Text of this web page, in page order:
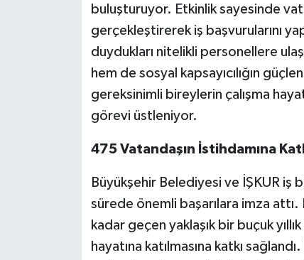
buluşturuyor. Etkinlik sayesinde
gerçekleştirerek iş başvurularını
duydukları nitelikli personellere
hem de sosyal kapsayıcılığın
gereksinimli bireylerin çalışma
görevi üstleniyor.
475 Vatandaşın İstihdamına
Büyükşehir Belediyesi ve İŞKUR iş
sürede önemli başarılara imza attı.
kadar geçen yaklaşık bir buçuk
hayatına katılmasına katkı